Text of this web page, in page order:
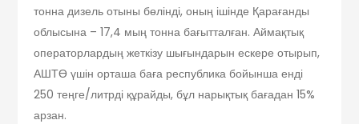
тонна дизель отыны бөлінді, оның ішінде Қарағанды
облысына – 17,4 мың тонна бағытталған. Аймақтық
операторлардың жеткізу шығындарын ескере отырып,
АШТӨ үшін орташа баға республика бойынша енді
250 теңге/литрді құрайды, бұл нарықтық бағадан 15%
арзан.